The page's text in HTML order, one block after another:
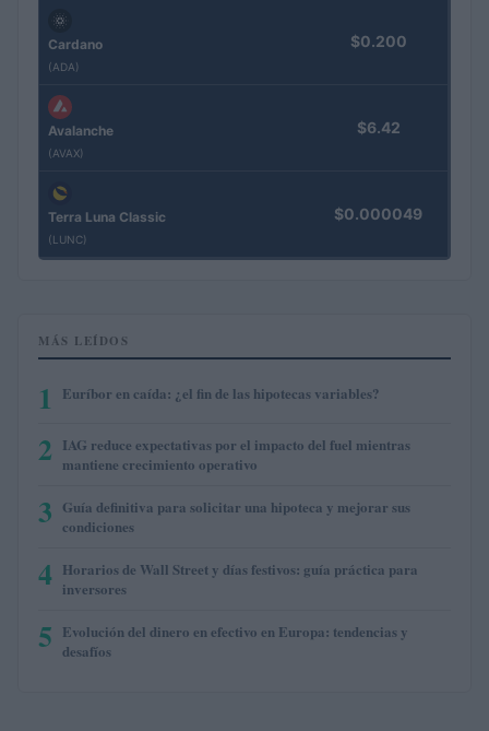
Cardano
(ADA)
$0.200
Avalanche
(AVAX)
$6.42
Terra Luna Classic
(LUNC)
$0.000049
MÁS LEÍDOS
1 Euríbor en caída: ¿el fin de las hipotecas variables?
2 IAG reduce expectativas por el impacto del fuel mientras
mantiene crecimiento operativo
3 Guía definitiva para solicitar una hipoteca y mejorar sus
condiciones
4 Horarios de Wall Street y días festivos: guía práctica para
inversores
5 Evolución del dinero en efectivo en Europa: tendencias y
desafíos